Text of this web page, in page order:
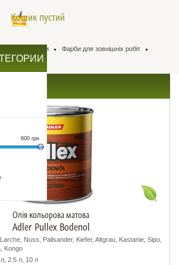
Фарби
Фарби для зовнішніх робіт
Олія кольорова матова
Adler Pullex Bodenol
Nuss, Palisander, Kiefer, Altgrau, Kastanie, Sipo,
Kongo
2.5 л, 10 л
600 грн
Кошик пустий